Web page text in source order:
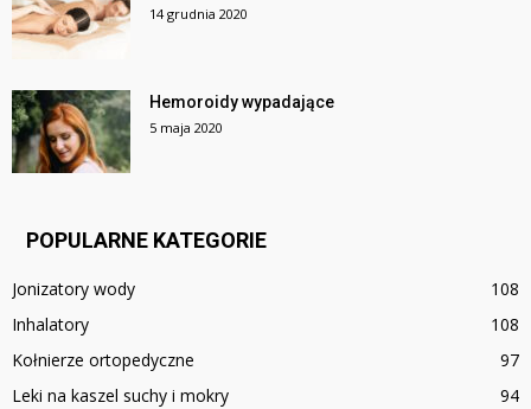
14 grudnia 2020
Hemoroidy wypadające
5 maja 2020
POPULARNE KATEGORIE
Jonizatory wody
108
Inhalatory
108
Kołnierze ortopedyczne
97
Leki na kaszel suchy i mokry
94